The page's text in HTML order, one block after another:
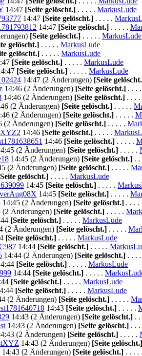
14:47 [Seite gelöscht.] . . . . . MarkusLude
14:47 [Seite gelöscht.] . . . . .
14:47 [Seite gelöscht.] . . . . .
[Seite gelöscht.] . . . . . MarkusLude
gelöscht.] . . . . . MarkusLude
gelöscht.] . . . . . MarkusLude
[Seite gelöscht.] . . . . . MarkusLude
[Seite gelöscht.] . . . . . MarkusLude
14:47 (2 Änderungen) [Seite
14:46 (2 Änderungen) [Seite gelöscht.] . . .
14:46 (2 Änderungen) [Seite gelöscht.] . . . .
(2 Änderungen) [Seite gelöscht.] . . . . .
(2 Änderungen) [Seite gelöscht.] . . . . .
(2 Änderungen) [Seite gelöscht.] . . . . .
14:46 [Seite gelöscht.] . . . . .
14:46 [Seite gelöscht.] . . . . .
(2 Änderungen) [Seite gelöscht.] . . . . .
14:45 (2 Änderungen) [Seite gelöscht.] . .
(2 Änderungen) [Seite gelöscht.] . . . . .
gelöscht.] . . . . . MarkusLude
14:45 [Seite gelöscht.] . . . . .
14:45 [Seite gelöscht.] . . . . .
14:45 (2 Änderungen) [Seite gelöscht.] . . . .
(2 Änderungen) [Seite gelöscht.] . . . . .
[Seite gelöscht.] . . . . . MarkusLude
(2 Änderungen) [Seite gelöscht.] . . . . .
[Seite gelöscht.] . . . . . MarkusLude
14:44 [Seite gelöscht.] . . . . .
14:44 (2 Änderungen) [Seite gelöscht.] . . .
[Seite gelöscht.] . . . . . MarkusLude
14:44 [Seite gelöscht.] . . . . .
[Seite gelöscht.] . . . . . MarkusLude
[Seite gelöscht.] . . . . . MarkusLude
(2 Änderungen) [Seite gelöscht.] . . . . .
14:43 [Seite gelöscht.] . . . . .
14:43 (2 Änderungen) [Seite gelöscht.] .
14:43 (2 Änderungen) [Seite gelöscht.] . . .
(2 Änderungen) [Seite gelöscht.] . . . . .
14:43 (2 Änderungen) [Seite gelöscht.]
14:43 (2 Änderungen) [Seite gelöscht.] . . . . .